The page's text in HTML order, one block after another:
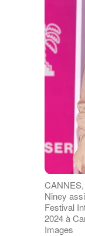
Niney
Festival
2024 à
Images